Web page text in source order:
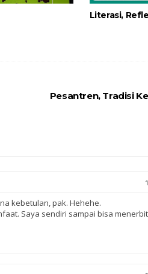
Literasi,
Pesantren, Tradisi
kebetulan, pak. Hehehe.
Saya sendiri sampai bisa